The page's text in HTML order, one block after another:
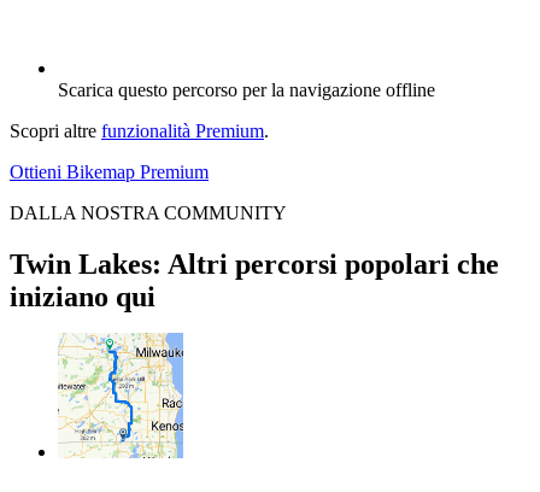
Scarica questo percorso per la navigazione offline
Scopri altre funzionalità Premium.
Ottieni Bikemap Premium
DALLA NOSTRA COMMUNITY
Twin Lakes: Altri percorsi popolari che
iniziano qui